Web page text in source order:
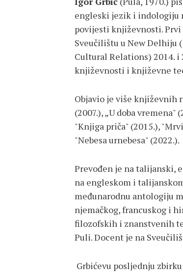
engleski jezik i indologiju
povijesti književnosti.
Sveučilištu u New Delhiju
Cultural Relations) 2014. i
književnosti i književne
Objavio je više književnih
(2007.), „U doba vremena"
"Knjiga priča" (2015.),
"Nebesa urnebesa" (2022.).
Prevođen je na talijanski,
na engleskom i
međunarodnu antologiju
njemačkog, francuskog i
filozofskih i znanstvenih
Puli. Docent je na
Grbićevu posljednju